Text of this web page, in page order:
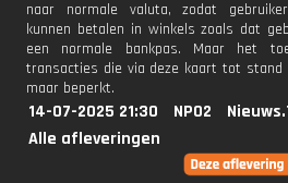
naar normale valuta, zodat
kunnen betalen in winkels zoals dat
een normale bankpas. Maar het
transacties die via deze kaart tot stand
maar beperkt.
14-07-2025 21:30 NPO2
Alle afleveringen